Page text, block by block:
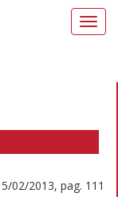
02/2013, pag. 111